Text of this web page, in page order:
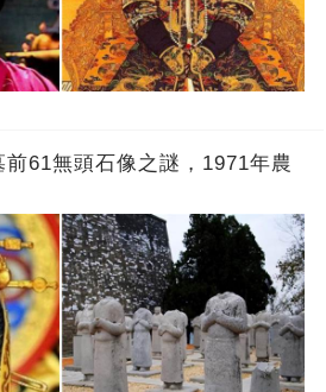
61無頭石像之謎，1971年農